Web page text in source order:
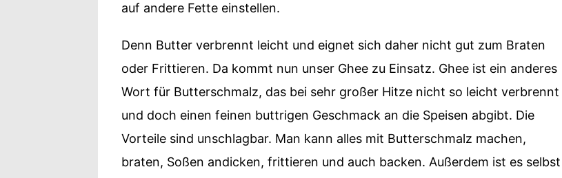
auf andere Fette einstellen.
Denn Butter verbrennt leicht und eignet sich daher nicht gut zum Braten
oder Frittieren. Da kommt nun unser Ghee zu Einsatz. Ghee ist ein anderes
Wort für Butterschmalz, das bei sehr großer Hitze nicht so leicht verbrennt
und doch einen feinen buttrigen Geschmack an die Speisen abgibt. Die
Vorteile sind unschlagbar. Man kann alles mit Butterschmalz machen,
braten, Soßen andicken, frittieren und auch backen. Außerdem ist es selbst